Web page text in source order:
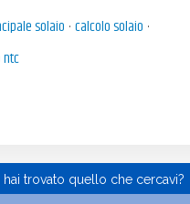
solaio · calcolo solaio ·
hai trovato quello che cercavi?